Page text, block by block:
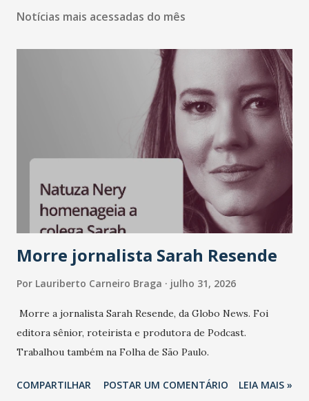
Notícias mais acessadas do mês
Morre jornalista Sarah Resende
Por Lauriberto Carneiro Braga julho 31, 2026
Morre a jornalista Sarah Resende, da Globo News. Foi
editora sênior, roteirista e produtora de Podcast.
Trabalhou também na Folha de São Paulo.
COMPARTILHAR POSTAR UM COMENTÁRIO LEIA MAIS »